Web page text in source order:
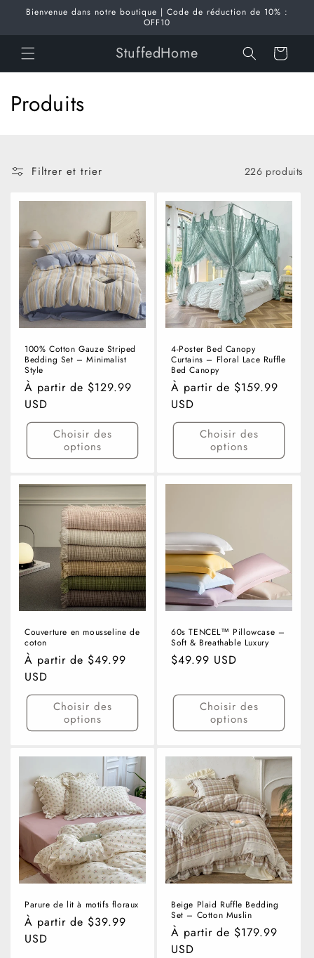
passer
Bienvenue dans notre boutique | Code de réduction de 10% :
OFF10
StuffedHome Panier
C
c
o
Produits
Filtrer et trier 226 produits
100% Cotton Gauze Striped
Bedding Set – Minimalist
Style
Prix
habituel
À partir de $129.99
USD
Choisir des
options
4-Poster Bed Canopy
Curtains – Floral Lace Ruffle
Bed Canopy
Prix
habituel
À partir de $159.99
USD
Choisir des
options
Couverture en mousseline de
coton
Prix
habituel
À partir de $49.99
USD
Choisir des
options
60s TENCEL™ Pillowcase –
Soft & Breathable Luxury
Prix
$49.99 USD
Choisir des
options
Parure de lit à motifs floraux
Prix
habituel
À partir de $39.99
USD
Beige Plaid Ruffle Bedding
Set – Cotton Muslin
Prix
habituel
À partir de $179.99
USD